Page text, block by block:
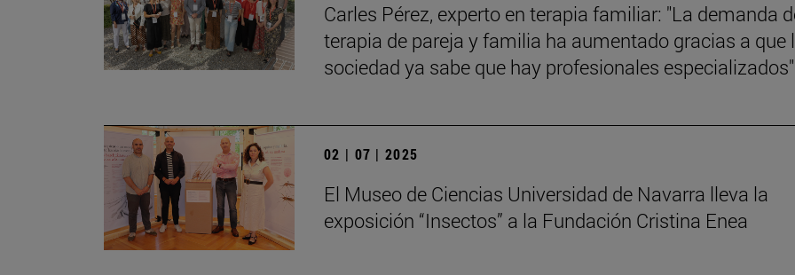
Carles Pérez, experto en terapia familiar: "La demanda
terapia de pareja y familia ha aumentado gracias a que
sociedad ya sabe que hay profesionales especializados"
02 | 07 | 2025
El Museo de Ciencias Universidad de Navarra lleva la
exposición “Insectos” a la Fundación Cristina Enea